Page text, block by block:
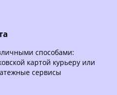
способами:
картой курьеру или
сервисы